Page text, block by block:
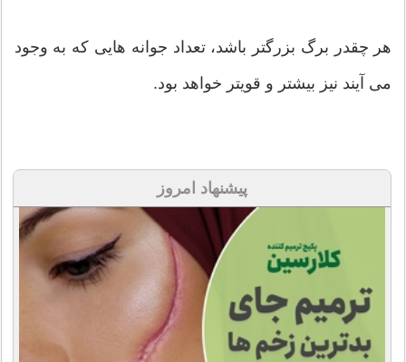
هر چقدر برگ بزرگتر باشد، تعداد جوانه هایی که به وجود
می آیند نیز بیشتر و قویتر خواهد بود.
پیشنهاد امروز